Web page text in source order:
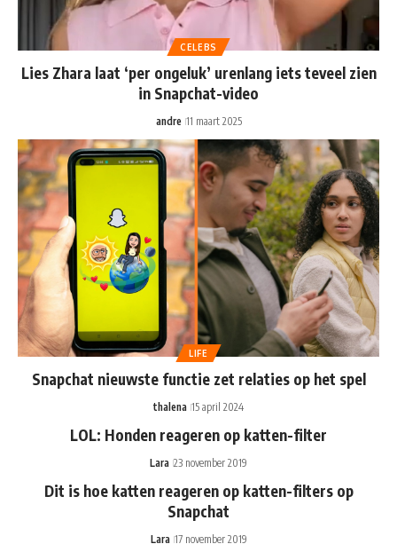
CELEBS
Lies Zhara laat ‘per ongeluk’ urenlang iets teveel zien
in Snapchat-video
andre 11 maart 2025
LIFE
Snapchat nieuwste functie zet relaties op het spel
thalena 15 april 2024
LOL: Honden reageren op katten-filter
Lara 23 november 2019
Dit is hoe katten reageren op katten-filters op
Snapchat
Lara 17 november 2019